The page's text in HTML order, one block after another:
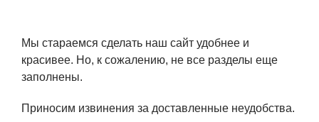
Мы стараемся сделать наш сайт удобнее и
красивее. Но, к сожалению, не все разделы еще
заполнены.
Приносим извинения за доставленные неудобства.